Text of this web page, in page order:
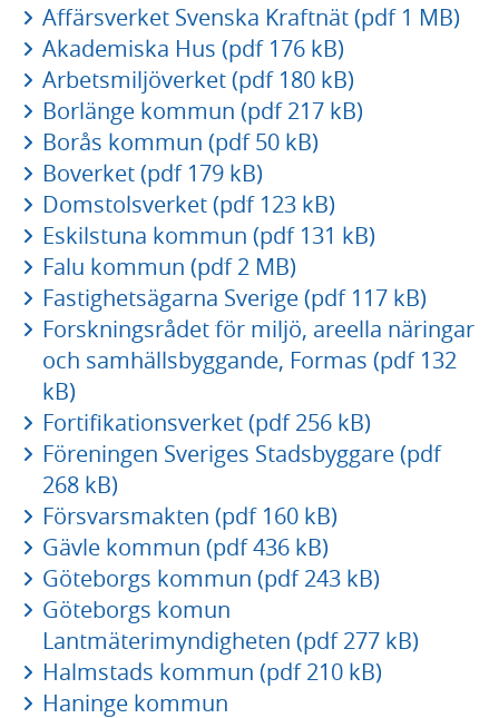
Affärsverket Svenska Kraftnät (pdf 1 MB)
Akademiska Hus (pdf 176 kB)
Arbetsmiljöverket (pdf 180 kB)
Borlänge kommun (pdf 217 kB)
Borås kommun (pdf 50 kB)
Boverket (pdf 179 kB)
Domstolsverket (pdf 123 kB)
Eskilstuna kommun (pdf 131 kB)
Falu kommun (pdf 2 MB)
Fastighetsägarna Sverige (pdf 117 kB)
Forskningsrådet för miljö, areella näringar
och samhällsbyggande, Formas (pdf 132
kB)
Fortifikationsverket (pdf 256 kB)
Föreningen Sveriges Stadsbyggare (pdf
268 kB)
Försvarsmakten (pdf 160 kB)
Gävle kommun (pdf 436 kB)
Göteborgs kommun (pdf 243 kB)
Göteborgs komun
Lantmäterimyndigheten (pdf 277 kB)
Halmstads kommun (pdf 210 kB)
Haninge kommun